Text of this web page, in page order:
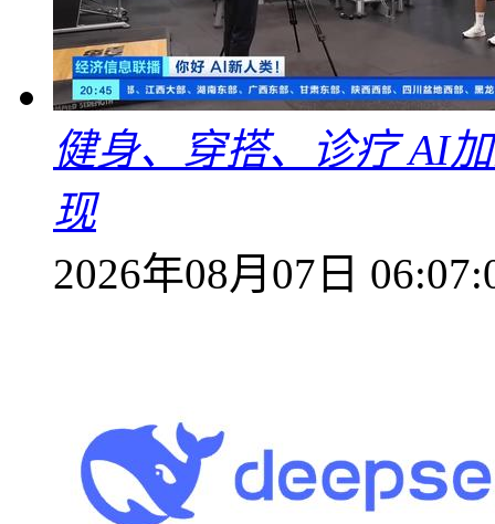
健身、穿搭、诊疗 AI
现
2026年08月07日